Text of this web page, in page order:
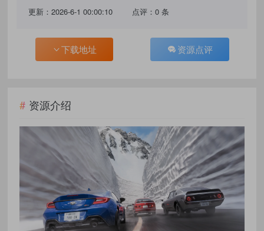
更新：2026-6-1 00:00:10 点评：0 条
下载地址 资源点评
资源介绍